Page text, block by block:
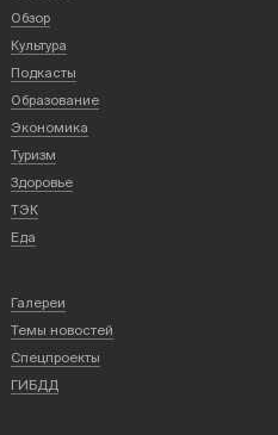
Обзор
Культура
Подкасты
Образование
Экономика
Туризм
Здоровье
ТЭК
Еда
Галереи
Темы новостей
Спецпроекты
ГИБДД